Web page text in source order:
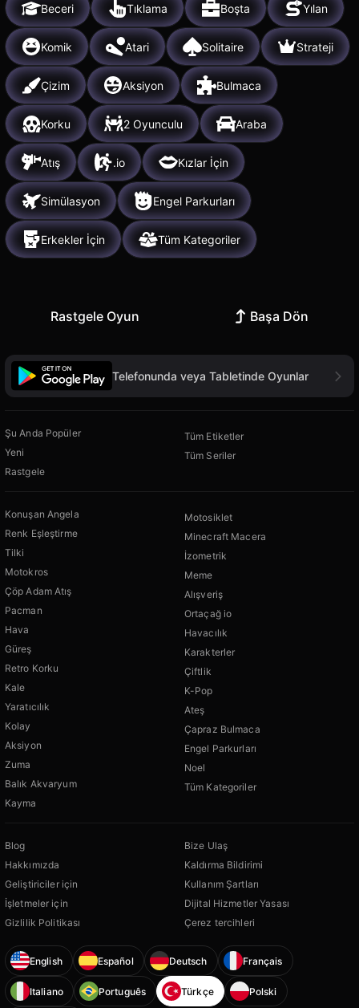
Beceri Tıklama Boşta Yılan
Komik Atari Solitaire Strateji
Çizim Aksiyon Bulmaca
Korku 2 Oyunculu Araba
Atış .io Kızlar İçin
Simülasyon Engel Parkurları
Erkekler İçin Tüm Kategoriler
Rastgele Oyun Başa Dön
Telefonunda veya Tabletinde Oyunlar
Şu Anda Popüler
Yeni
Rastgele
Tüm Etiketler
Tüm Seriler
Konuşan Angela
Renk Eşleştirme
Tilki
Motokros
Çöp Adam Atış
Pacman
Hava
Güreş
Retro Korku
Kale
Yaratıcılık
Kolay
Aksiyon
Zuma
Balık Akvaryum
Kayma
Motosiklet
Minecraft Macera
İzometrik
Meme
Alışveriş
Ortaçağ io
Havacılık
Karakterler
Çiftlik
K-Pop
Ateş
Çapraz Bulmaca
Engel Parkurları
Noel
Tüm Kategoriler
Blog
Hakkımızda
Geliştiriciler için
İşletmeler için
Gizlilik Politikası
Bize Ulaş
Kaldırma Bildirimi
Kullanım Şartları
Dijital Hizmetler Yasası
Çerez tercihleri
English Español Deutsch Français
Italiano Português Türkçe Polski